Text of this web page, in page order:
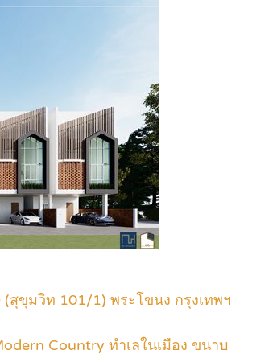
สุขุมวิท 101/1) พระโขนง กรุงเทพฯ
Country ทำเลในเมือง ขนาบ